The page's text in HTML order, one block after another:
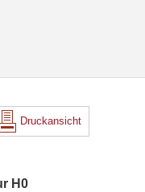
Druckansicht
H0